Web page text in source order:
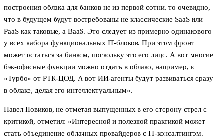
построения облака для банков не из первой сотни, то очевидно,
что в будущем будут востребованы не классические SaaS или
PaaS как таковые, а BaaS. Это следует из примерно одинакового
у всех набора функциональных IT-блоков. При этом фронт
может остаться за банком, поскольку это его лицо. А вот многие
бэк-офисные функции можно отдать в облако, например, в
«Турбо» от РТК-ЦОД. А вот ИИ-агенты будут развиваться сразу
в облаке, делая его интеллектуальным».
Павел Новиков, не отметая выпущенных в его сторону стрел с
критикой, отметил: «Интересной и полезной практикой может
стать объединение облачных провайдеров с IT-консалтингом.